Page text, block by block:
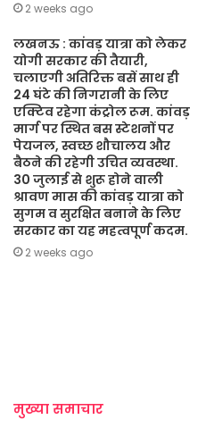
2 weeks ago
लखनऊ : कांवड़ यात्रा को लेकर
योगी सरकार की तैयारी,
चलाएगी अतिरिक्त बसें साथ ही
24 घंटे की निगरानी के लिए
एक्टिव रहेगा कंट्रोल रूम. कांवड़
मार्ग पर स्थित बस स्टेशनों पर
पेयजल, स्वच्छ शौचालय और
बैठने की रहेगी उचित व्यवस्था.
30 जुलाई से शुरू होने वाली
श्रावण मास की कांवड़ यात्रा को
सुगम व सुरक्षित बनाने के लिए
सरकार का यह महत्वपूर्ण कदम.
2 weeks ago
मुख्या समाचार